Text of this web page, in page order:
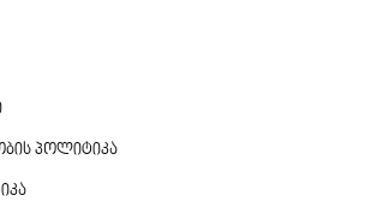
პოლიტიკა